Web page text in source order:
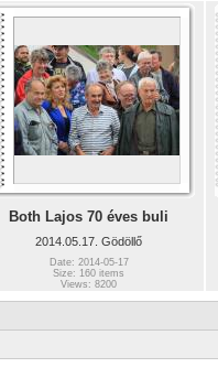
Both Lajos 70 éves buli
2014.05.17. Gödöllő
Date: 2014-05-17
Size: 160 items
Views: 8200